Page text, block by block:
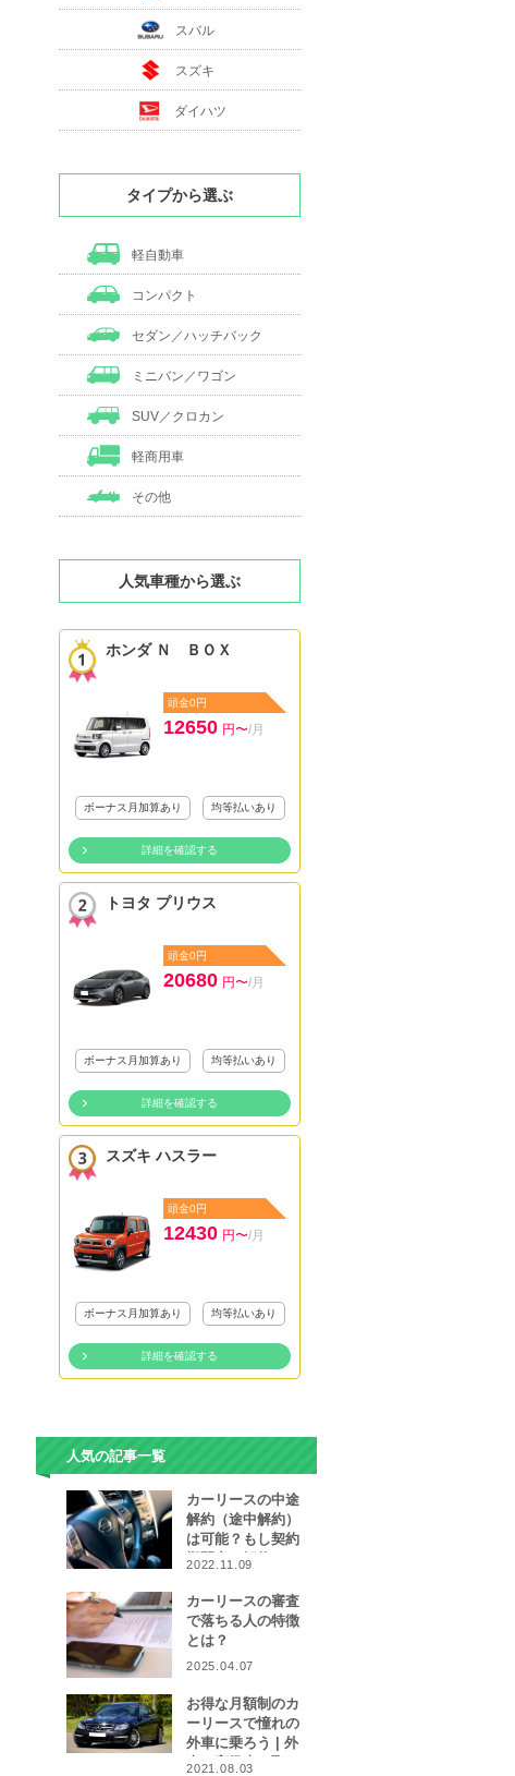
スバル
スズキ
ダイハツ
タイプから選ぶ
軽自動車
コンパクト
セダン／ハッチバック
ミニバン／ワゴン
SUV／クロカン
軽商用車
その他
人気車種から選ぶ
ホンダ Ｎ ＢＯＸ
頭金0円
12650 円〜/月
ボーナス月加算あり 均等払いあり
詳細を確認する
トヨタ プリウス
頭金0円
20680 円〜/月
ボーナス月加算あり 均等払いあり
詳細を確認する
スズキ ハスラー
頭金0円
12430 円〜/月
ボーナス月加算あり 均等払いあり
詳細を確認する
人気の記事一覧
カーリースの中途
解約（途中解約）
は可能？もし契約
期間中に解約をし
なったら…
2022.11.09
カーリースの審査
で落ちる人の特徴
とは？
2025.04.07
お得な月額制のカ
ーリースで憧れの
外車に乗ろう | 外
車や高級車を取り
2021.08.03